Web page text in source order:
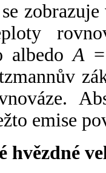
albedoA
emise
hvězdné